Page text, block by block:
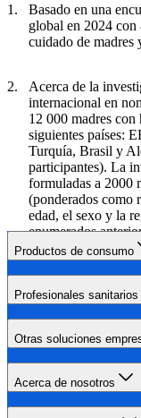
Basado en una
global en 2024 con
cuidado de madres
Acerca de la
internacional en
12 000 madres con
siguientes países:
Turquía, Brasil y
participantes). La
formuladas a 2000
(ponderados como
edad, el sexo y la
enumerados
de la población
Productos de consumo
Profesionales sanitarios
Otras soluciones
Acerca de nosotros